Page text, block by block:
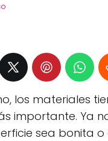
los materiales
importante. Ya
sea bonita o